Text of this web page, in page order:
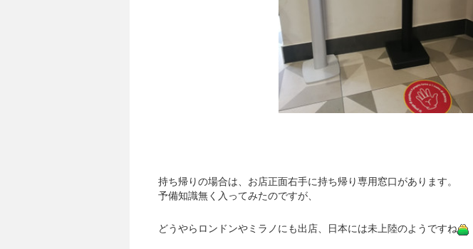
持ち帰りの場合は、お店正面右手に持ち帰り専用窓口があります。
予備知識無く入ってみたのですが、
どうやらロンドンやミラノにも出店、日本には未上陸のようですね